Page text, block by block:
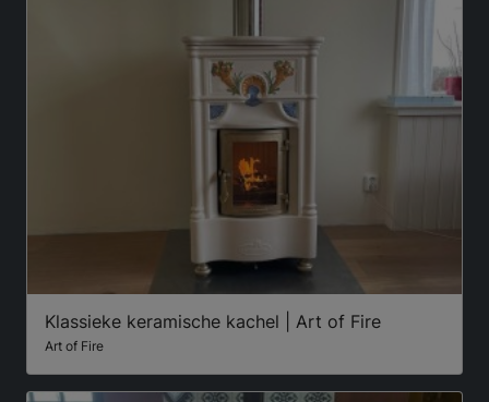
Klassieke keramische kachel | Art of Fire
Art of Fire